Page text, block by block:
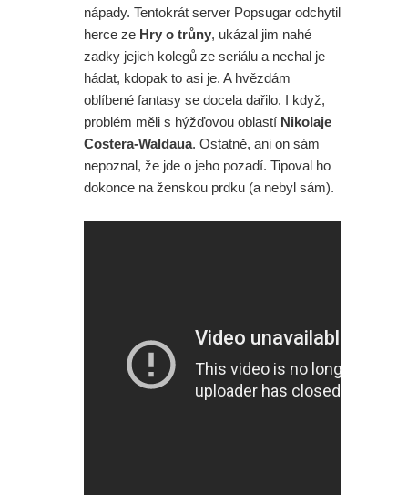
nápady. Tentokrát server Popsugar odchytil
herce ze Hry o trůny, ukázal jim nahé
zadky jejich kolegů ze seriálu a nechal je
hádat, kdopak to asi je. A hvězdám
oblíbené fantasy se docela dařilo. I když,
problém měli s hýžďovou oblastí Nikolaje
Costera-Waldaua. Ostatně, ani on sám
nepoznal, že jde o jeho pozadí. Tipoval ho
dokonce na ženskou prdku (a nebyl sám).